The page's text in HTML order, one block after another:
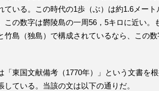
ている。この時代の1歩（ぶ）は約1.6メー
この数字は欝陵島の一周56，5キロに近い。
竹島（独島）で構成されているなら、この
「東国文献備考（1770年）」という文書を
している。当該の文は以下の通りだ。